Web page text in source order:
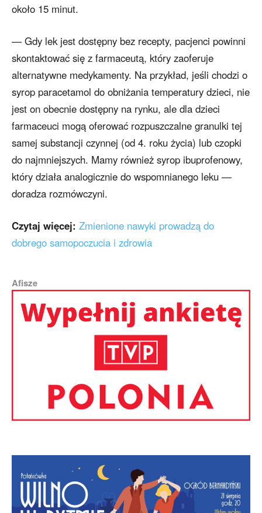
około 15 minut.
— Gdy lek jest dostępny bez recepty, pacjenci powinni
skontaktować się z farmaceutą, który zaoferuje
alternatywne medykamenty. Na przykład, jeśli chodzi o
syrop paracetamol do obniżania temperatury dzieci, nie
jest on obecnie dostępny na rynku, ale dla dzieci
farmaceuci mogą oferować rozpuszczalne granulki tej
samej substancji czynnej (od 4. roku życia) lub czopki
do najmniejszych. Mamy również syrop ibuprofenowy,
który działa analogicznie do wspomnianego leku —
doradza rozmówczyni.
Czytaj więcej: Zmienione nawyki prowadzą do
dobrego samopoczucia i zdrowia
Afisze